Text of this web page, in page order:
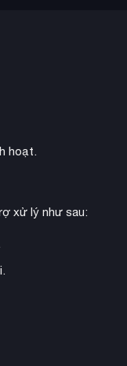
thiết kế chuồng tự
hoạt.
xử lý như sau: